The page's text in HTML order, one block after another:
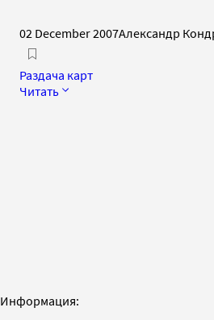
02 December 2007Александр
Раздача карт
Читать
Информация: